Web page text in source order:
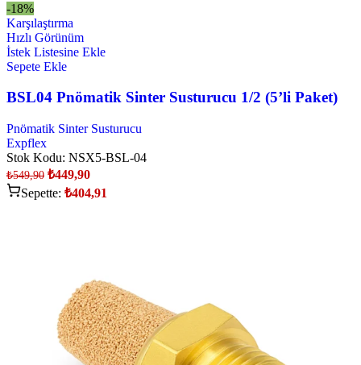
-18%
Karşılaştırma
Hızlı Görünüm
İstek Listesine Ekle
Sepete Ekle
BSL04 Pnömatik Sinter Susturucu 1/2 (5’li Paket)
Pnömatik Sinter Susturucu
Expflex
Stok Kodu: NSX5-BSL-04
₺549,90 ₺449,90
Sepette: ₺404,91